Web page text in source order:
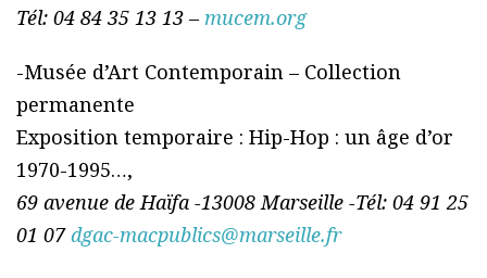
Tél: 04 84 35 13 13 – mucem.org
-Musée d’Art Contemporain – Collection
permanente
Exposition temporaire : Hip-Hop : un âge d’or
1970-1995…,
69 avenue de Haïfa -13008 Marseille -Tél: 04 91 25
01 07dgac-macpublics@marseille.fr